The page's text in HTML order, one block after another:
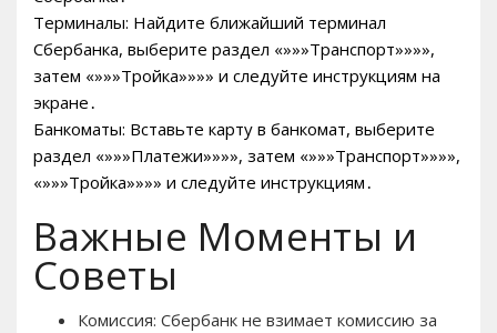
Терминалы: Найдите ближайший терминал
Сбербанка, выберите раздел «»»»Транспорт»»»»,
затем «»»»Тройка»»»» и следуйте инструкциям на
экране․
Банкоматы: Вставьте карту в банкомат, выберите
раздел «»»»Платежи»»»», затем «»»»Транспорт»»»»,
«»»»Тройка»»»» и следуйте инструкциям․
Важные Моменты и
Советы
Комиссия: Сбербанк не взимает комиссию за